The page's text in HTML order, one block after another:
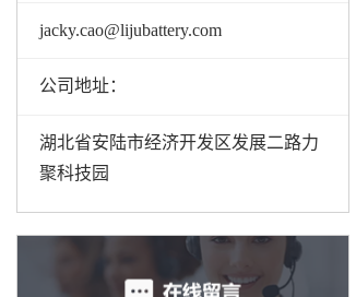
jacky.cao@lijubattery.com
公司地址：
湖北省安陆市经济开发区发展二路力
聚科技园